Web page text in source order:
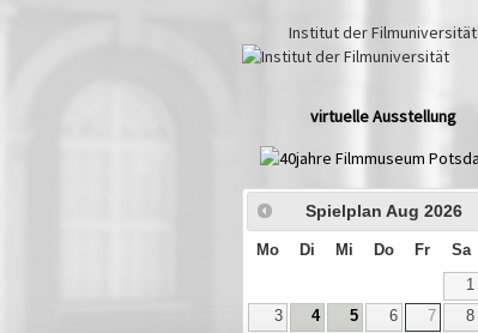
Institut der Filmuniversität
virtuelle Ausstellung
Spielplan Aug 2026
Mo Di Mi Do Fr Sa
1
3
4 5 6 7 8